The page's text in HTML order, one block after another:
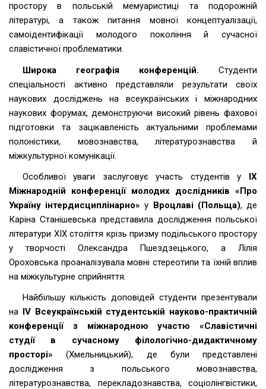
простору в польській мемуаристиці та подорожній
літературі, а також питання мовної концептуалізації,
самоідентифікації молодого покоління й сучасної
славістичної проблематики.
Широка географія конференцій. Студенти
спеціальності активно представляли результати своїх
наукових досліджень на всеукраїнських і міжнародних
наукових форумах, демонструючи високий рівень фахової
підготовки та зацікавленість актуальними проблемами
полоністики, мовознавства, літературознавства й
міжкультурної комунікації.
Особливої уваги заслуговує участь студентів у ІХ
Міжнародній конференції молодих дослідників «Про
Україну інтердисциплінарно» у Вроцлаві (Польща), де
Каріна Станішевська представила дослідження польської
літератури ХІХ століття крізь призму подільського простору
у творчості Олександра Пшездзецького, а Лілія
Ороховська проаналізувала мовні стереотипи та їхній вплив
на міжкультурне сприйняття.
Найбільшу кількість доповідей студенти презентували
на IV Всеукраїнській студентській науково-практичній
конференції з міжнародною участю «Славістичні
студії в сучасному філологічно-дидактичному
просторі» (Хмельницький), де були представлені
дослідження з польського мовознавства,
літературознавства, перекладознавства, соціолінгвістики,